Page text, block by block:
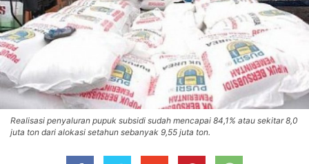
Realisasi penyaluran pupuk subsidi sudah mencapai 84,1% atau sekitar 8,0
juta ton dari alokasi setahun sebanyak 9,55 juta ton.